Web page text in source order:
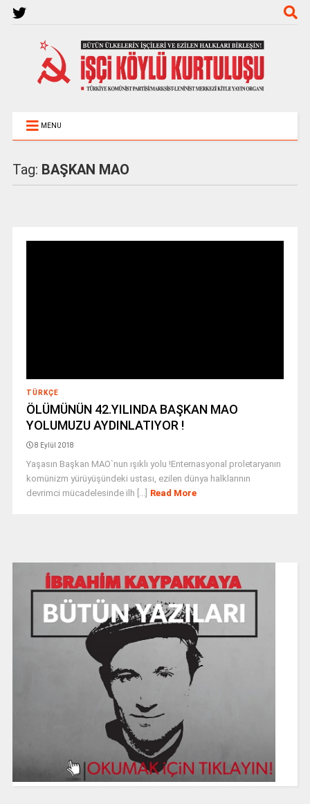
MENU
Tag: BAŞKAN MAO
TÜRKÇE
ÖLÜMÜNÜN 42.YILINDA BAŞKAN MAO
YOLUMUZU AYDINLATIYOR !
8 Eylül 2018
Yaşasın Başkan MAO`nun ışıklı yolu !Enternasyonal proletaryanın
komünizm yürüyüşündeki ustası, ezilen dünya halklarının
devrimci mücadelesinde ilh [...] Read More